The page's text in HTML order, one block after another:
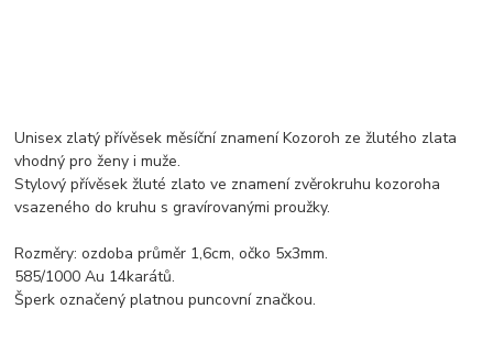
Unisex zlatý přívěsek měsíční znamení Kozoroh ze žlutého zlata
vhodný pro ženy i muže.
Stylový přívěsek žluté zlato ve znamení zvěrokruhu kozoroha
vsazeného do kruhu s gravírovanými proužky.
Rozměry: ozdoba průměr 1,6cm, očko 5x3mm.
585/1000 Au 14karátů.
Šperk označený platnou puncovní značkou.